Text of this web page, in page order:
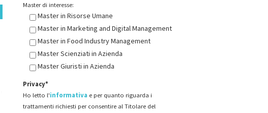
Master di interesse:
Master in Risorse Umane
Master in Marketing and Digital Management
Master in Food Industry Management
Master Scienziati in Azienda
Master Giuristi in Azienda
Privacy*
Ho letto l'informativa e per quanto riguarda i
trattamenti richiesti per consentire al Titolare del